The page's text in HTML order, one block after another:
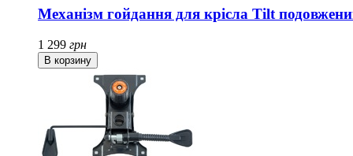
Механізм гойдання для крісла Tilt
1 299 грн